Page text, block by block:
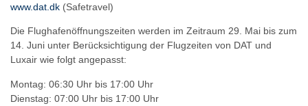
www.dat.dk (Safetravel)
Die Flughafenöffnungszeiten werden im Zeitraum 29. Mai bis zum
14. Juni unter Berücksichtigung der Flugzeiten von DAT und
Luxair wie folgt angepasst:
Montag: 06:30 Uhr bis 17:00 Uhr
Dienstag: 07:00 Uhr bis 17:00 Uhr